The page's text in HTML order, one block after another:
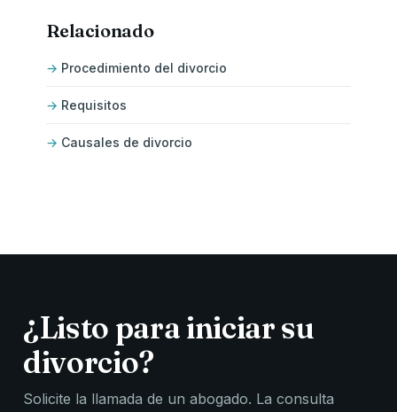
Relacionado
Procedimiento del divorcio
Requisitos
Causales de divorcio
¿Listo para iniciar su
divorcio?
Solicite la llamada de un abogado. La consulta